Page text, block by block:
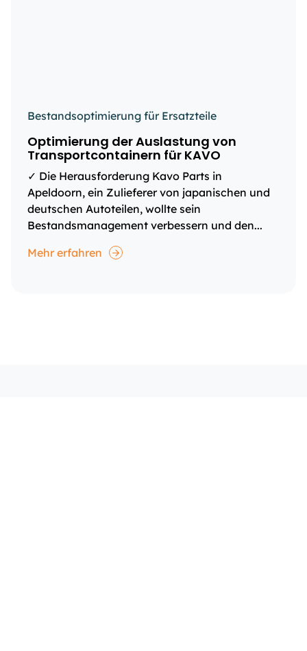
Bestandsoptimierung für Ersatzteile
Optimierung der Auslastung von
Transportcontainern für KAVO
✓ Die Herausforderung Kavo Parts in
Apeldoorn, ein Zulieferer von japanischen und
deutschen Autoteilen, wollte sein
Bestandsmanagement verbessern und den...
Mehr erfahren